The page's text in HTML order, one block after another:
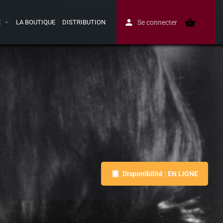
LA BOUTIQUE DISTRIBUTION Se connecter
Disponibilité : EN LIGNE